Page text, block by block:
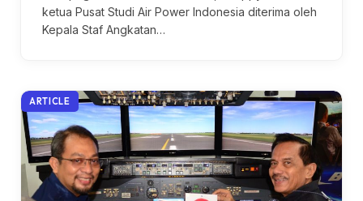
ketua Pusat Studi Air Power Indonesia diterima oleh
Kepala Staf Angkatan…
ARTICLE